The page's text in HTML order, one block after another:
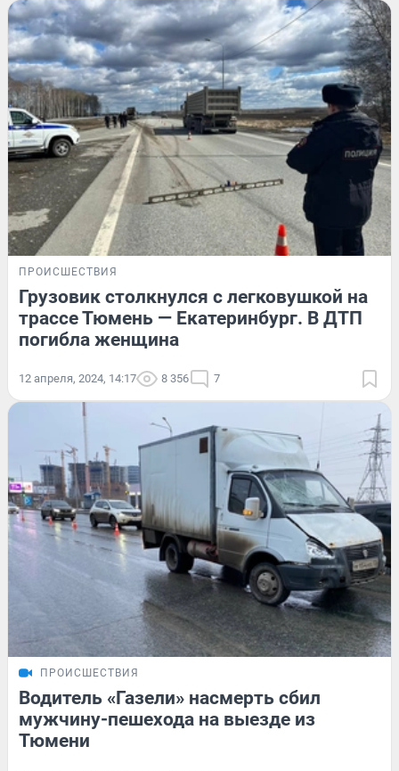
ПРОИСШЕСТВИЯ
Грузовик столкнулся с легковушкой на
трассе Тюмень — Екатеринбург. В ДТП
погибла женщина
12 апреля, 2024, 14:17 8 356 7
ПРОИСШЕСТВИЯ
Водитель «Газели» насмерть сбил
мужчину-пешехода на выезде из
Тюмени